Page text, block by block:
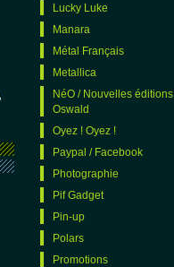
Lucky Luke
Manara
Métal Français
Metallica
NéO / Nouvelles éditions
Oswald
Oyez ! Oyez !
Paypal / Facebook
Photographie
Pif Gadget
Pin-up
Polars
Promotions